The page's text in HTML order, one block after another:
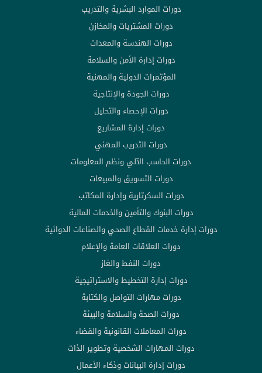
دورات الموارد البشرية والتدريب
دورات المشتريات والمخازن
دورات الهندسة والمعدات
دورات إدارة الأمن والسلامة
المؤتمرات الدولية والمهنية
دورات الجودة والإنتاجية
دورات الإحصاء والتحليل
دورات إدارة المشاريع
دورات التدريب المهني
دورات الحاسب الآلي ونظم المعلومات
دورات التسويق والمبيعات
دورات السكرتارية وإدارة المكاتب
دورات البنوك والتأمين والخدمات المالية
دورات إدارة خدمات القطاع الصحي والصناعات الدوائية
دورات العلاقات العامة والإعلام
دورات النفط والغاز
دورات إدارة التخطيط والاستراتيجية
دورات مهارات التواصل والكتابة
دورات الصحة والسلامة والبيئة
دورات المعاملات القانونية والقضاء
دورات المهارات الشخصية وتطوير الذات
دورات إدارة البيانات وذكاء الأعمال